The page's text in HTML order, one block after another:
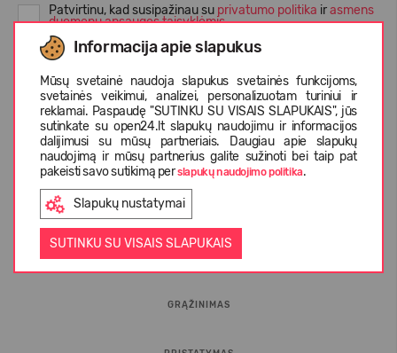
Informacija apie slapukus
Mūsų svetainė naudoja slapukus svetainės funkcijoms,
svetainės veikimui, analizei, personalizuotam turiniui ir
reklamai. Paspaudę "SUTINKU SU VISAIS SLAPUKAIS", jūs
sutinkate su open24.lt slapukų naudojimu ir informacijos
dalijimusi su mūsų partneriais. Daugiau apie slapukų
naudojimą ir mūsų partnerius galite sužinoti bei taip pat
pakeisti savo sutikimą perslapukų naudojimo politika.
Slapukų nustatymai
SUTINKU SU VISAIS SLAPUKAIS
Patvirtinu, kad susipažinau su privatumo politika irasmens
duomenų apsaugos taisyklėmis
INFORMACIJA PIRKĖJUI
GRĄŽINIMAS